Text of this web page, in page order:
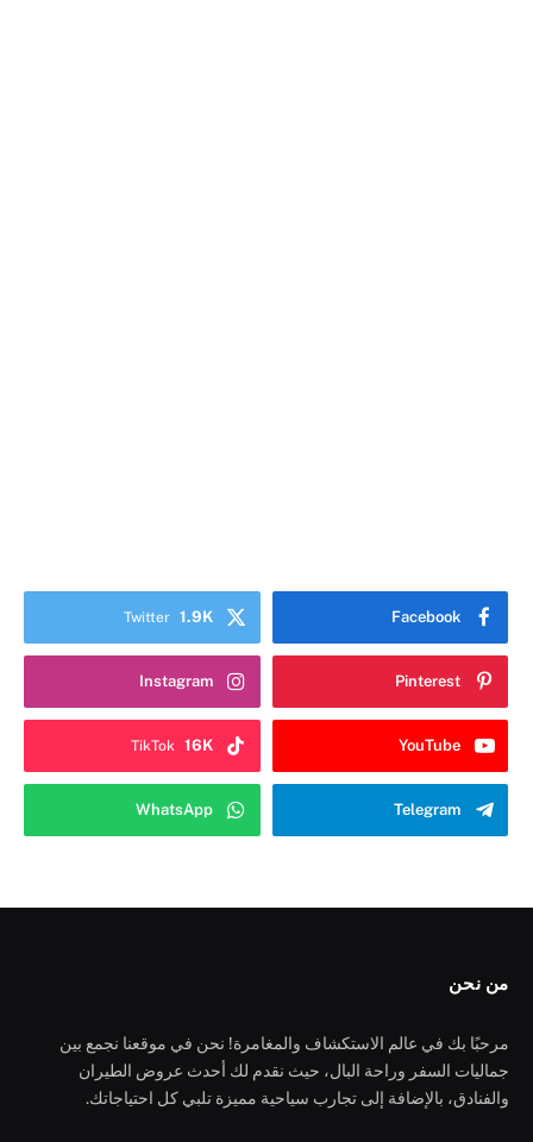
Facebook
Twitter 1.9K
Pinterest
Instagram
YouTube
TikTok 16K
Telegram
WhatsApp
من نحن
مرحبًا بك في عالم الاستكشاف والمغامرة! نحن في موقعنا نجمع بين
جماليات السفر وراحة البال، حيث نقدم لك أحدث عروض الطيران
والفنادق، بالإضافة إلى تجارب سياحية مميزة تلبي كل احتياجاتك.